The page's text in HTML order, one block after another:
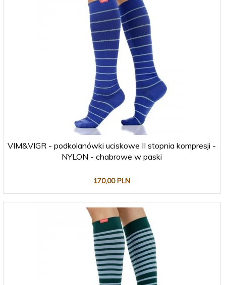
VIM&VIGR - podkolanówki uciskowe II stopnia kompresji -
NYLON - chabrowe w paski
170,00 PLN